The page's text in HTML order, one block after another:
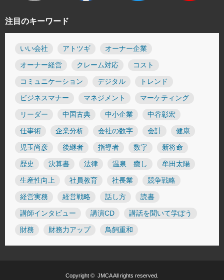
注目のキーワード
いい会社 アトツギ オーナー企業
オーナー経営 クレーム対応 コスト
コミュニケーション デジタル トレンド
ビジネスマナー マネジメント マーケティング
リーダー 中国古典 中小企業 中谷彰宏
仕事術 企業分析 会社の数字 会計 健康
児玉尚彦 後継者 指導者 数字 新将命
歴史 決算書 法律 温泉 癒し 牟田太陽
生産性向上 社員教育 社長業 競争戦略
経営実務 経営戦略 話し方 読書
講師インタビュー 講演CD 講話を聞いて学ぼう
財務 財務力アップ 鳥飼重和
Copyright © JMCAAll rights reserved.